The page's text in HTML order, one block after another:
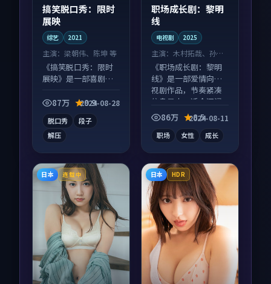
搞笑脱口秀：限时
展映
综艺 2021
主演： 梁朝伟、陈坤 等
《搞笑脱口秀：限时
展映》是一部喜剧向
端观看，细节更丰
87万 9.9
2024-08-28
脱口秀
段子
解压
职场成长剧：黎明
线
电视剧 2025
主演：木村拓哉、孙艺
珍 等
《职场成长剧：黎明
线》是一部爱情向电
视剧作品，节奏紧凑
信息量大，适合沉浸
式追看。
86万 8.5
2024-08-11
职场 女性 成长
日本 连载中 日本 HDR